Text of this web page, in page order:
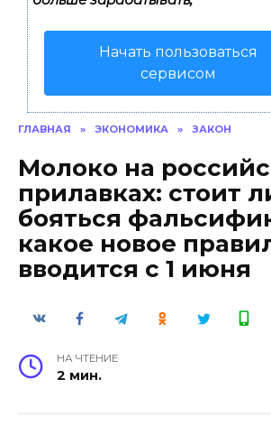
Начать пользоваться
сервисом
ГЛАВНАЯ » ЭКОНОМИКА » ЗАКОН
Молоко на
прилавках: стоит
бояться
какое новое
вводится с 1 июня
НА ЧТЕНИЕ
2 мин.